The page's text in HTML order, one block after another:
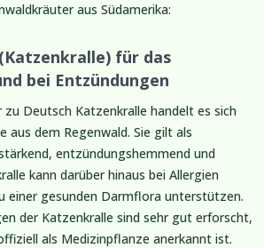
aus Südamerika:
für das
bei Entzündungen
zu Deutsch Katzenkralle handelt es sich
aus dem Regenwald. Sie gilt als
entzündungshemmend und
kann darüber hinaus bei Allergien
einer gesunden Darmflora unterstützen.
der Katzenkralle sind sehr gut erforscht,
als Medizinpflanze anerkannt ist.